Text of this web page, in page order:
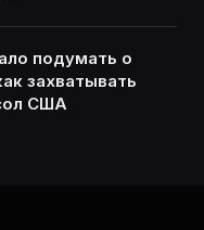
подумать о
захватывать
США